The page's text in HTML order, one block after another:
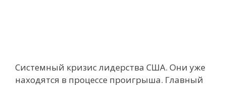
Системный кризис лидерства США. Они уже
находятся в процессе проигрыша. Главный